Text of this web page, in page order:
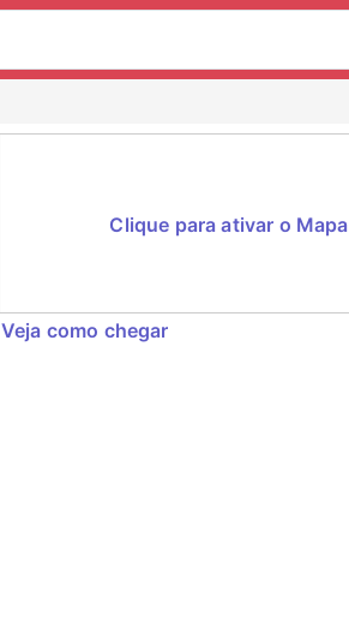
Clique para ativar o Mapa
Veja como chegar